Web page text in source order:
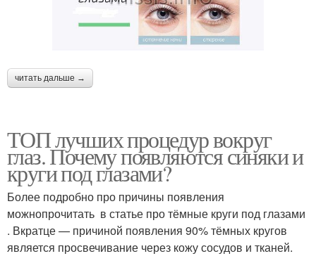
читать дальше →
ТОП лучших процедур вокруг
глаз. Почему появляются синяки и
круги под глазами?
Более подробно про причины появления
можнопрочитать в статье про тёмные круги под глазами
. Вкратце — причиной появления 90% тёмных кругов
является просвечивание через кожу сосудов и тканей.